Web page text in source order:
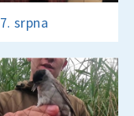
7. srpna